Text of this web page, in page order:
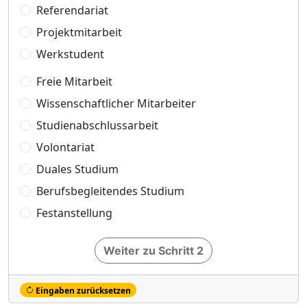
Referendariat
Projektmitarbeit
Werkstudent
Freie Mitarbeit
Wissenschaftlicher Mitarbeiter
Studienabschlussarbeit
Volontariat
Duales Studium
Berufsbegleitendes Studium
Festanstellung
Weiter zu Schritt 2
Eingaben zurücksetzen